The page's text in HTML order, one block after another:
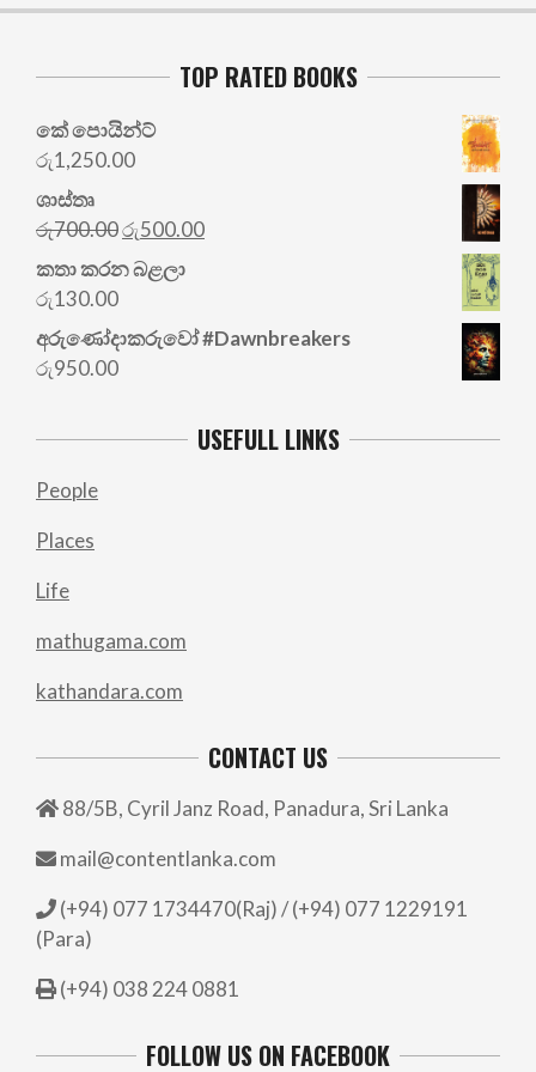
TOP RATED BOOKS
කේ පොයින්ට්
රු1,250.00
ශාස්තෘ
රු700.00Original
price
was:
රු500.00Current
කතා කරන බළලා
රු130.00
අරු‍ණෝදාකරුවෝ #Dawnbreakers
රු950.00
USEFULL LINKS
People
Places
Life
mathugama.com
kathandara.com
CONTACT US
88/5B, Cyril Janz Road, Panadura, Sri Lanka
mail@contentlanka.com
(+94) 077 1734470(Raj) / (+94) 077 1229191
(Para)
(+94) 038 224 0881
FOLLOW US ON FACEBOOK